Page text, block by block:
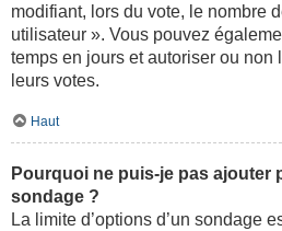
modifiant, lors du vote, le nombre
utilisateur ». Vous pouvez
temps en jours et autoriser ou non
leurs votes.
Haut
Pourquoi ne puis-je pas ajouter
sondage ?
La limite d’options d’un sondage